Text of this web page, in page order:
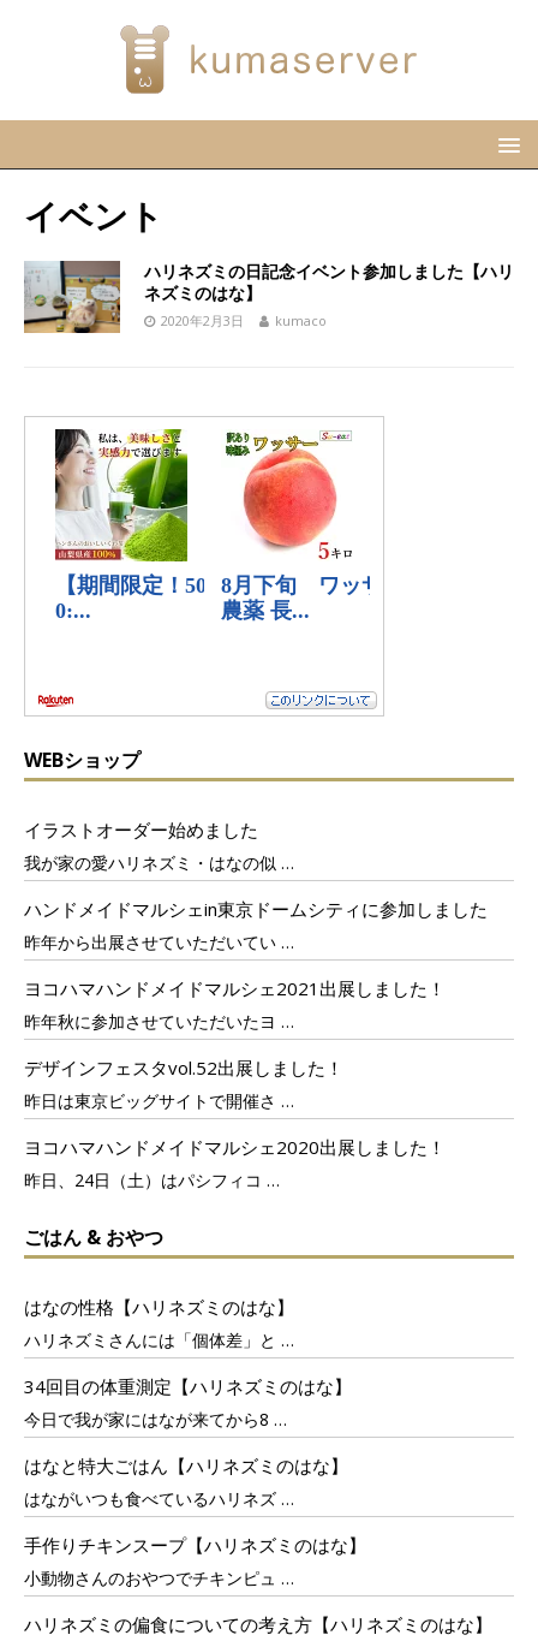
イベント
ハリネズミの日記念イベント参加しました【ハリ
ネズミのはな】
2020年2月3日 kumaco
WEBショップ
イラストオーダー始めました
我が家の愛ハリネズミ・はなの似 …
ハンドメイドマルシェin東京ドームシティに参加しました
昨年から出展させていただいてい …
ヨコハマハンドメイドマルシェ2021出展しました！
昨年秋に参加させていただいたヨ …
デザインフェスタvol.52出展しました！
昨日は東京ビッグサイトで開催さ …
ヨコハマハンドメイドマルシェ2020出展しました！
昨日、24日（土）はパシフィコ …
ごはん & おやつ
はなの性格【ハリネズミのはな】
ハリネズミさんには「個体差」と …
34回目の体重測定【ハリネズミのはな】
今日で我が家にはなが来てから8 …
はなと特大ごはん【ハリネズミのはな】
はながいつも食べているハリネズ …
手作りチキンスープ【ハリネズミのはな】
小動物さんのおやつでチキンピュ …
ハリネズミの偏食についての考え方【ハリネズミのはな】